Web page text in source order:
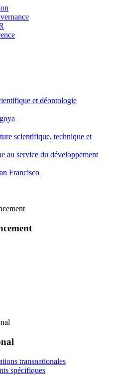
et déontologie
scientifique, technique et
au service du développement
Francisco
transnationales
spécifiques